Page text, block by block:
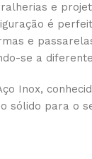
e
é
e
se a
Inox,
sólido para o